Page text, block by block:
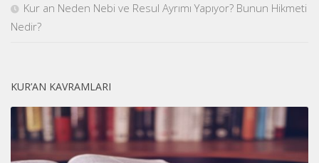
Kur an Neden Nebi ve Resul Ayrımı Yapıyor? Bunun Hikmeti
Nedir?
KUR’AN KAVRAMLARI